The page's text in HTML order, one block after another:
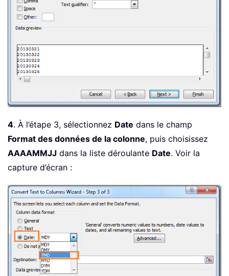
4. À l’étape 3, sélectionnez Date dans le champ
Format des données de la colonne, puis choisissez
AAAAMMJJ dans la liste déroulante Date. Voir la
capture d’écran :